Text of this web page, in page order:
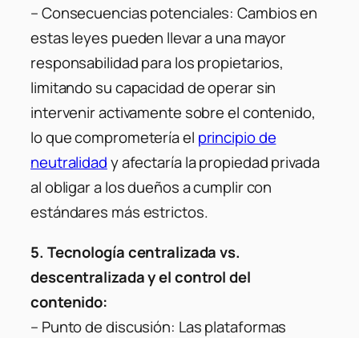
–Consecuencias potenciales: Cambios en
estas leyes pueden llevar a una mayor
responsabilidad para los propietarios,
limitando su capacidad de operar sin
intervenir activamente sobre el contenido,
lo que comprometería el principio de
neutralidady afectaría la propiedad privada
al obligar a los dueños a cumplir con
estándares más estrictos.
5. Tecnología centralizada vs.
descentralizada y el control del
contenido:
– Punto de discusión: Las plataformas